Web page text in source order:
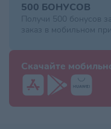
500 БОНУСОВ
Получи 500 бонусов
заказ в мобильном
Скачайте